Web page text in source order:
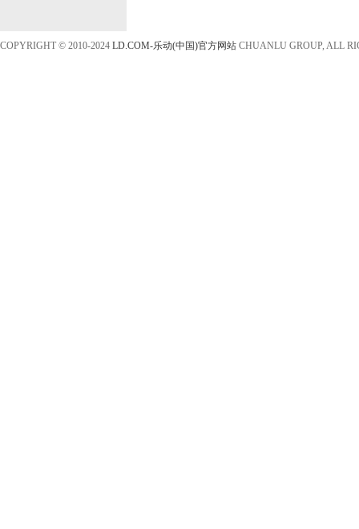
COPYRIGHT © 2010-2024 LD.COM-乐动(中国)官方网站 CHUANLU GROUP, ALL